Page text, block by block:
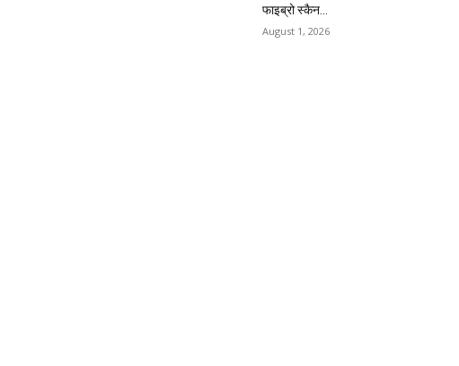
फाइब्रो स्कैन...
August 1, 2026